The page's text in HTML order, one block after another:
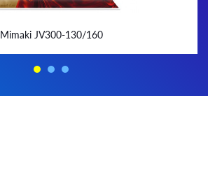
Mimaki JV300-130/160